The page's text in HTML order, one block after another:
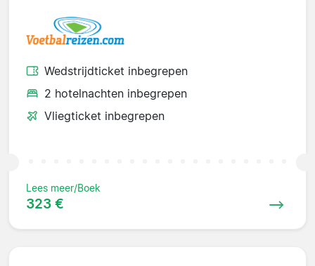
Wedstrijdticket inbegrepen
2 hotelnachten inbegrepen
Vliegticket inbegrepen
Lees meer/Boek
323 €